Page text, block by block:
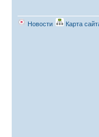
Новости Карта